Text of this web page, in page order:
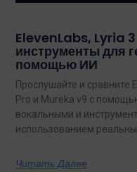
ElevenLabs, Lyria
инструменты для
помощью ИИ
Прослушайте и сравните
Pro и Mureka v9 с
вокальными и
использованием
Читать Далее